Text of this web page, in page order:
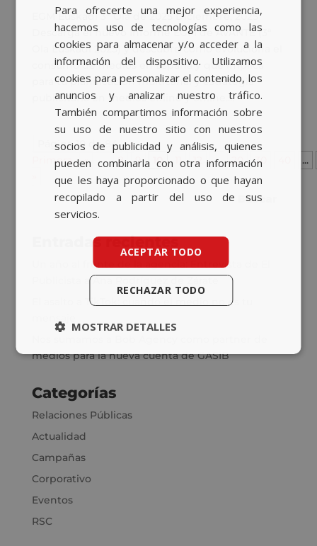
EGM Euskadi 3ª Ola de 2025 Diciembre, 2025
Descarga el nuevo Informe EGM de AVANTE (3ª
Ola Euskadi 2025) y descubre cómo evoluciona el
consumo de medios en España y qué implica
para tu planificación multicanal y estrategia
publicitaria en medios offline y online....
Página 10 de 84
«
Primera
« ... 8 9 10 11 12 ... 20 30
...
Entradas recientes
Un año al frente de la agencia: Entrevista de El
Publicista a Ana Rodríguez de Zárate
El asalto a TikTok: cuando el medio no es tu
medios para la nueva cuenta de GASIB
Categorías
Relaciones Públicas
Actualidad
Campañas
Corporativo
Eventos
RSC
BASQUE
ENGLISH
Para ofrecerte una mejor experiencia,
hacemos uso de tecnologías como las
cookies para almacenar y/o acceder a la
información del dispositivo. Utilizamos
cookies para personalizar el contenido, los
anuncios y analizar nuestro tráfico.
También compartimos información sobre
su uso de nuestro sitio con nuestros
socios de publicidad y análisis, quienes
pueden combinarla con otra información
que les haya proporcionado o que hayan
recopilado a partir del uso de sus
servicios.
ACEPTAR TODO
RECHAZAR TODO
MOSTRAR DETALLES